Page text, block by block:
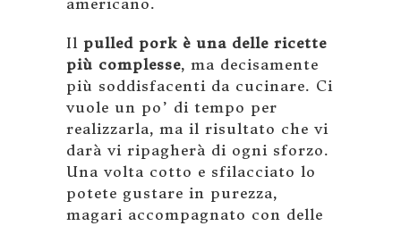
americano.
Il pulled pork è una delle ricette
più complesse, ma decisamente
più soddisfacenti da cucinare. Ci
vuole un po’ di tempo per
realizzarla, ma il risultato che vi
darà vi ripagherà di ogni sforzo.
Una volta cotto e sfilacciato lo
potete gustare in purezza,
magari accompagnato con delle